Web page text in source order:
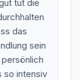
tut die
das
sein
so intensiv